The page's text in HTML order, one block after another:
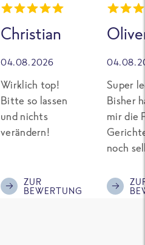
Christian
04.08.2026
Wirklich top!
Bitte so lassen
und nichts
verändern!
ZUR
BEWERTUNG
Super
Bisher
mir die
noch
Eiweiß.
was